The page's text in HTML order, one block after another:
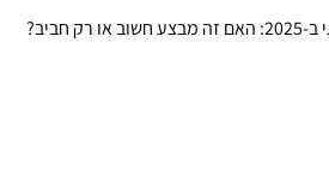
או רק חביב?